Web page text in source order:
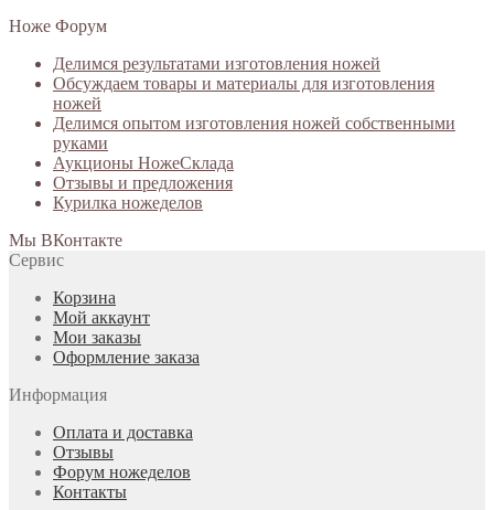
Ноже Форум
Делимся результатами изготовления ножей
Обсуждаем товары и материалы для изготовления
ножей
Делимся опытом изготовления ножей собственными
руками
Аукционы НожеСклада
Отзывы и предложения
Курилка ножеделов
Мы ВКонтакте
Сервис
Корзина
Мой аккаунт
Мои заказы
Оформление заказа
Информация
Оплата и доставка
Отзывы
Форум ножеделов
Контакты